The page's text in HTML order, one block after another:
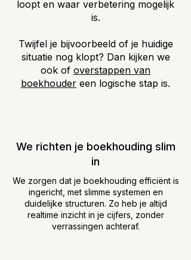
loopt en waar verbetering mogelijk
is.
Twijfel je bijvoorbeeld of je huidige
situatie nog klopt? Dan kijken we
ook of overstappen van
boekhouder een logische stap is.
We richten je boekhouding slim
in
We zorgen dat je boekhouding efficiënt is
ingericht, met slimme systemen en
duidelijke structuren. Zo heb je altijd
realtime inzicht in je cijfers, zonder
verrassingen achteraf.